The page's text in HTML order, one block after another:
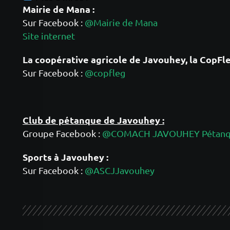
Mairie de Mana :
Sur Facebook : @Mairie de Mana
Site internet
La coopérative agricole de Javouhey, la
Sur Facebook : @copfleg
Club de pétanque de Javouhey :
Groupe Facebook : @COMACH JAVOUHEY
Sports à Javouhey :
Sur Facebook : @ASCJJavouhey